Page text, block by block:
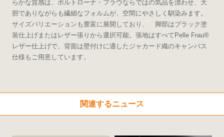
らかな質感は、ポルトローナ・フラウならではの気品を漂わせ、大
胆でありながらも繊細なフォルムが、空間にやさしく馴染みます。
サイズバリエーションも豊富に展開しており、 脚部はブラック塗
装仕上げまたはレザー張りから選択可能。張地はすべてPelle Frau®
レザー仕上げで、背面は壁付けに適したジャカード織のキャンバス
仕様もご用意しています。
関連するニュース